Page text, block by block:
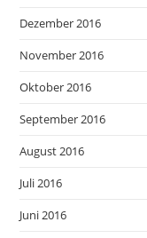
Dezember 2016
November 2016
Oktober 2016
September 2016
August 2016
Juli 2016
Juni 2016